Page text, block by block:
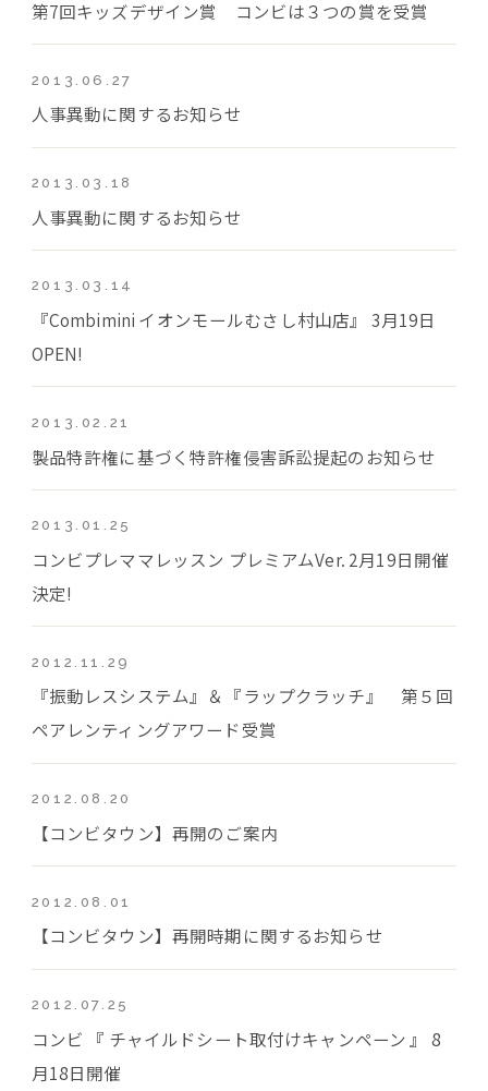
第7回キッズデザイン賞 コンビは３つの賞を受賞
2013.06.27
人事異動に関するお知らせ
2013.03.18
人事異動に関するお知らせ
2013.03.14
『Combimini イオンモールむさし村山店』 3月19日
OPEN!
2013.02.21
製品特許権に基づく特許権侵害訴訟提起のお知らせ
2013.01.25
コンビプレママレッスン プレミアムVer. 2月19日開催
決定!
2012.11.29
『振動レスシステム』＆『ラップクラッチ』 第５回
ペアレンティングアワード受賞
2012.08.20
【コンビタウン】再開のご案内
2012.08.01
【コンビタウン】再開時期に関するお知らせ
2012.07.25
コンビ 『 チャイルドシート取付けキャンペーン 』 8
月18日開催